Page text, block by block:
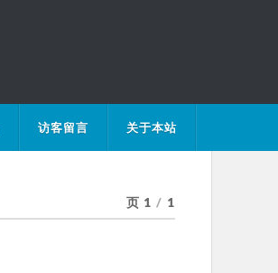
访客留言 关于本站
页 1 / 1